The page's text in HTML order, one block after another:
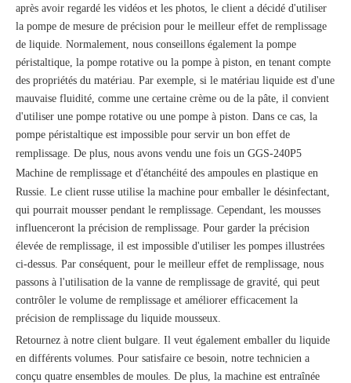
après avoir regardé les vidéos et les photos, le client a décidé d'utiliser
la pompe de mesure de précision pour le meilleur effet de remplissage
de liquide. Normalement, nous conseillons également la pompe
péristaltique, la pompe rotative ou la pompe à piston, en tenant compte
des propriétés du matériau. Par exemple, si le matériau liquide est d'une
mauvaise fluidité, comme une certaine crème ou de la pâte, il convient
d'utiliser une pompe rotative ou une pompe à piston. Dans ce cas, la
pompe péristaltique est impossible pour servir un bon effet de
remplissage. De plus, nous avons vendu une fois un GGS-240P5
Machine de remplissage et d'étanchéité des ampoules en plastique en
Russie. Le client russe utilise la machine pour emballer le désinfectant,
qui pourrait mousser pendant le remplissage. Cependant, les mousses
influenceront la précision de remplissage. Pour garder la précision
élevée de remplissage, il est impossible d'utiliser les pompes illustrées
ci-dessus. Par conséquent, pour le meilleur effet de remplissage, nous
passons à l'utilisation de la vanne de remplissage de gravité, qui peut
contrôler le volume de remplissage et améliorer efficacement la
précision de remplissage du liquide mousseux.
Retournez à notre client bulgare. Il veut également emballer du liquide
en différents volumes. Pour satisfaire ce besoin, notre technicien a
conçu quatre ensembles de moules. De plus, la machine est entraînée